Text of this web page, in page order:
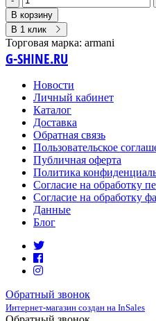
В корзину
В 1 клик
Торговая марка: armani
G-SHINE.RU
Новости
Личный кабинет
Каталог
Доставка
Обратная связь
Пользовательское
Публичная оферта
Политика
Согласие на обработку
Согласие на обработку
Данные
Блог
Обратный звонок
Интернет-магазин создан на InSales